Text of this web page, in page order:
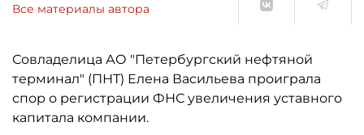
Все материалы автора
Совладелица АО "Петербургский нефтяной
терминал" (ПНТ) Елена Васильева проиграла
спор о регистрации ФНС увеличения уставного
капитала компании.